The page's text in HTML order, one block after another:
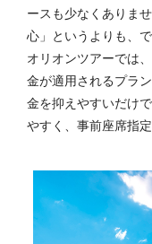
ースも少なくありま
心」というよりも、
オリオンツアーでは
金が適用されるプラ
金を抑えやすいだけ
やすく、事前座席指